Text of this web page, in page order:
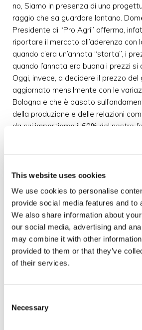
This website uses cookies
We use cookies to personalise
provide social media features and to
We also share information about
our social media, advertising and
may combine it with other
provided to them or that they’ve
of their services.
Selection
Necessary
no, Siamo in presenza di una
raggio che sa guardare lontano.
Presidente di “Pro Agri” afferma,
riportare il mercato all’aderenza con
quando c’era un’annata “storta”, i
quando l’annata era buona i prezzi si
Oggi, invece, a decidere il prezzo del
aggiornato mensilmente con le
Bologna e che è basato
della produzione e delle relazioni
da cui importiamo il 60% del nostro
proposta – conclude Brugnoni – è
questo valore, stipulando un accordo
scelte coraggiose in un medio
Molini Fagioli è parte della grande
Figna Molini e la sua storia nasce nel
Alberto Figna che ha deciso di
stabilimento produttivo. Il motivo? «La
generazione successiva meglio di